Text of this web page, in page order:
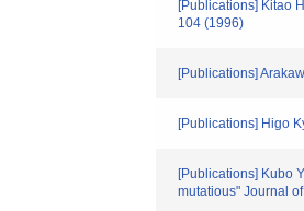
[Publications] Kitao
104 (1996)
[Publications]
[Publications] Higo
[Publications] Kubo
mutatious" Journal